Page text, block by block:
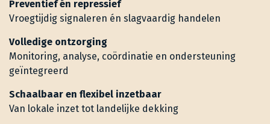
Preventief én repressief
Vroegtijdig signaleren én slagvaardig handelen
Volledige ontzorging
Monitoring, analyse, coördinatie en ondersteuning
geïntegreerd
Schaalbaar en flexibel inzetbaar
Van lokale inzet tot landelijke dekking